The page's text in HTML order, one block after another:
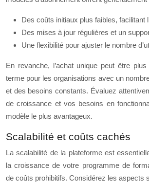
Des coûts initiaux plus faibles, facilitant
Des mises à jour régulières et un
Une flexibilité pour ajuster le nombre
En revanche, l’achat unique peut être
terme pour les organisations avec un
et des besoins constants. Évaluez
de croissance et vos besoins en
modèle le plus avantageux.
Scalabilité et coûts cachés
La scalabilité de la plateforme est
la croissance de votre programme de
de coûts prohibitifs. Considérez les aspects